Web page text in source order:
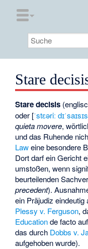
Stare
Stare decisis
oder [ˈstɛəriː dɪˈsaɪsɪs
quieta movere,
und das Ruhende
Laweine besondere
Dort darf ein Gericht
umstoßen, wenn
beurteilenden
precedent).
ein Präjudiz
Plessy v. Ferguson,
Educationde facto
das durch Dobbs v.
aufgehoben wurde).